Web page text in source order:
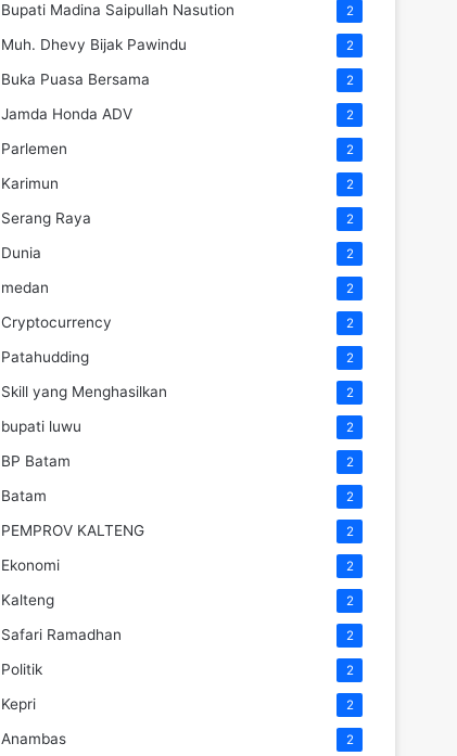
Bupati Madina Saipullah Nasution 2
Muh. Dhevy Bijak Pawindu 2
Buka Puasa Bersama 2
Jamda Honda ADV 2
Parlemen 2
Karimun 2
Serang Raya 2
Dunia 2
medan 2
Cryptocurrency 2
Patahudding 2
Skill yang Menghasilkan 2
bupati luwu 2
BP Batam 2
Batam 2
PEMPROV KALTENG 2
Ekonomi 2
Kalteng 2
Safari Ramadhan 2
Politik 2
Kepri 2
Anambas 2